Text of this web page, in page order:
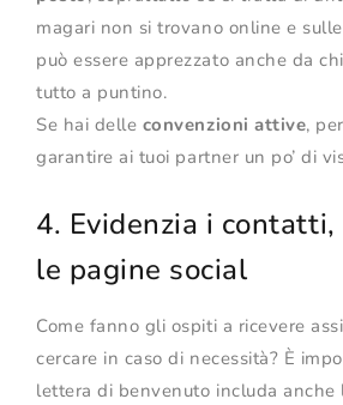
magari non si trovano online e
può essere apprezzato anche da
tutto a puntino.
Se hai delle convenzioni attive,
garantire ai tuoi partner un po’ di
4. Evidenzia i
le pagine social
Come fanno gli ospiti a ricevere
cercare in caso di necessità? È
lettera di benvenuto includa anche